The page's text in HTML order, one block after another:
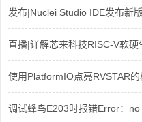
发布|Nuclei Studio IDE发布新
直播|详解芯来科技RISC-V软硬
使用PlatformIO点亮RVSTAR
调试蜂鸟E203时报错Error：